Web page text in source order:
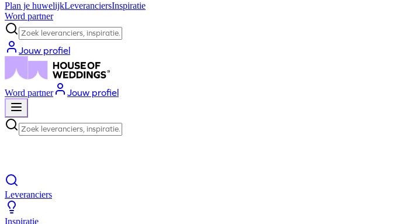
Plan je huwelijkLeveranciersInspiratie
Word partner
Zoek leveranciers, inspiratie...
Jouw profiel
Word partner Jouw profiel
Zoek leveranciers, inspiratie...
Leveranciers
Inspiratie